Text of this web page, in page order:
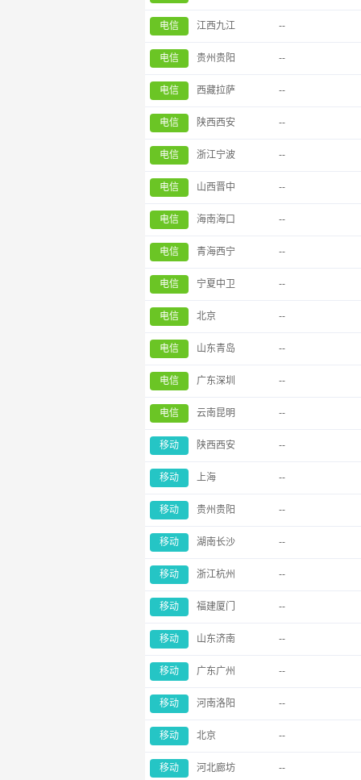
电信 江西九江 --
电信 贵州贵阳 --
电信 西藏拉萨 --
电信 陕西西安 --
电信 浙江宁波 --
电信 山西晋中 --
电信 海南海口 --
电信 青海西宁 --
电信 宁夏中卫 --
电信 北京 --
电信 山东青岛 --
电信 广东深圳 --
电信 云南昆明 --
移动 陕西西安 --
移动 上海 --
移动 贵州贵阳 --
移动 湖南长沙 --
移动 浙江杭州 --
移动 福建厦门 --
移动 山东济南 --
移动 广东广州 --
移动 河南洛阳 --
移动 北京 --
移动 河北廊坊 --